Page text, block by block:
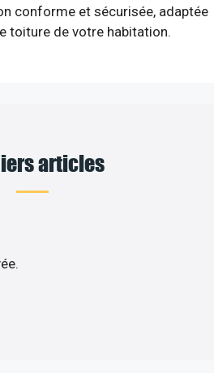
conforme et sécurisée, adaptée
toiture de votre habitation.
articles